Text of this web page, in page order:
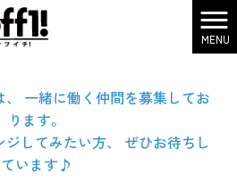
MENU
採用
一緒に働く仲間を募集してお
ります。
してみたい方、 ぜひお待ちし
ています♪